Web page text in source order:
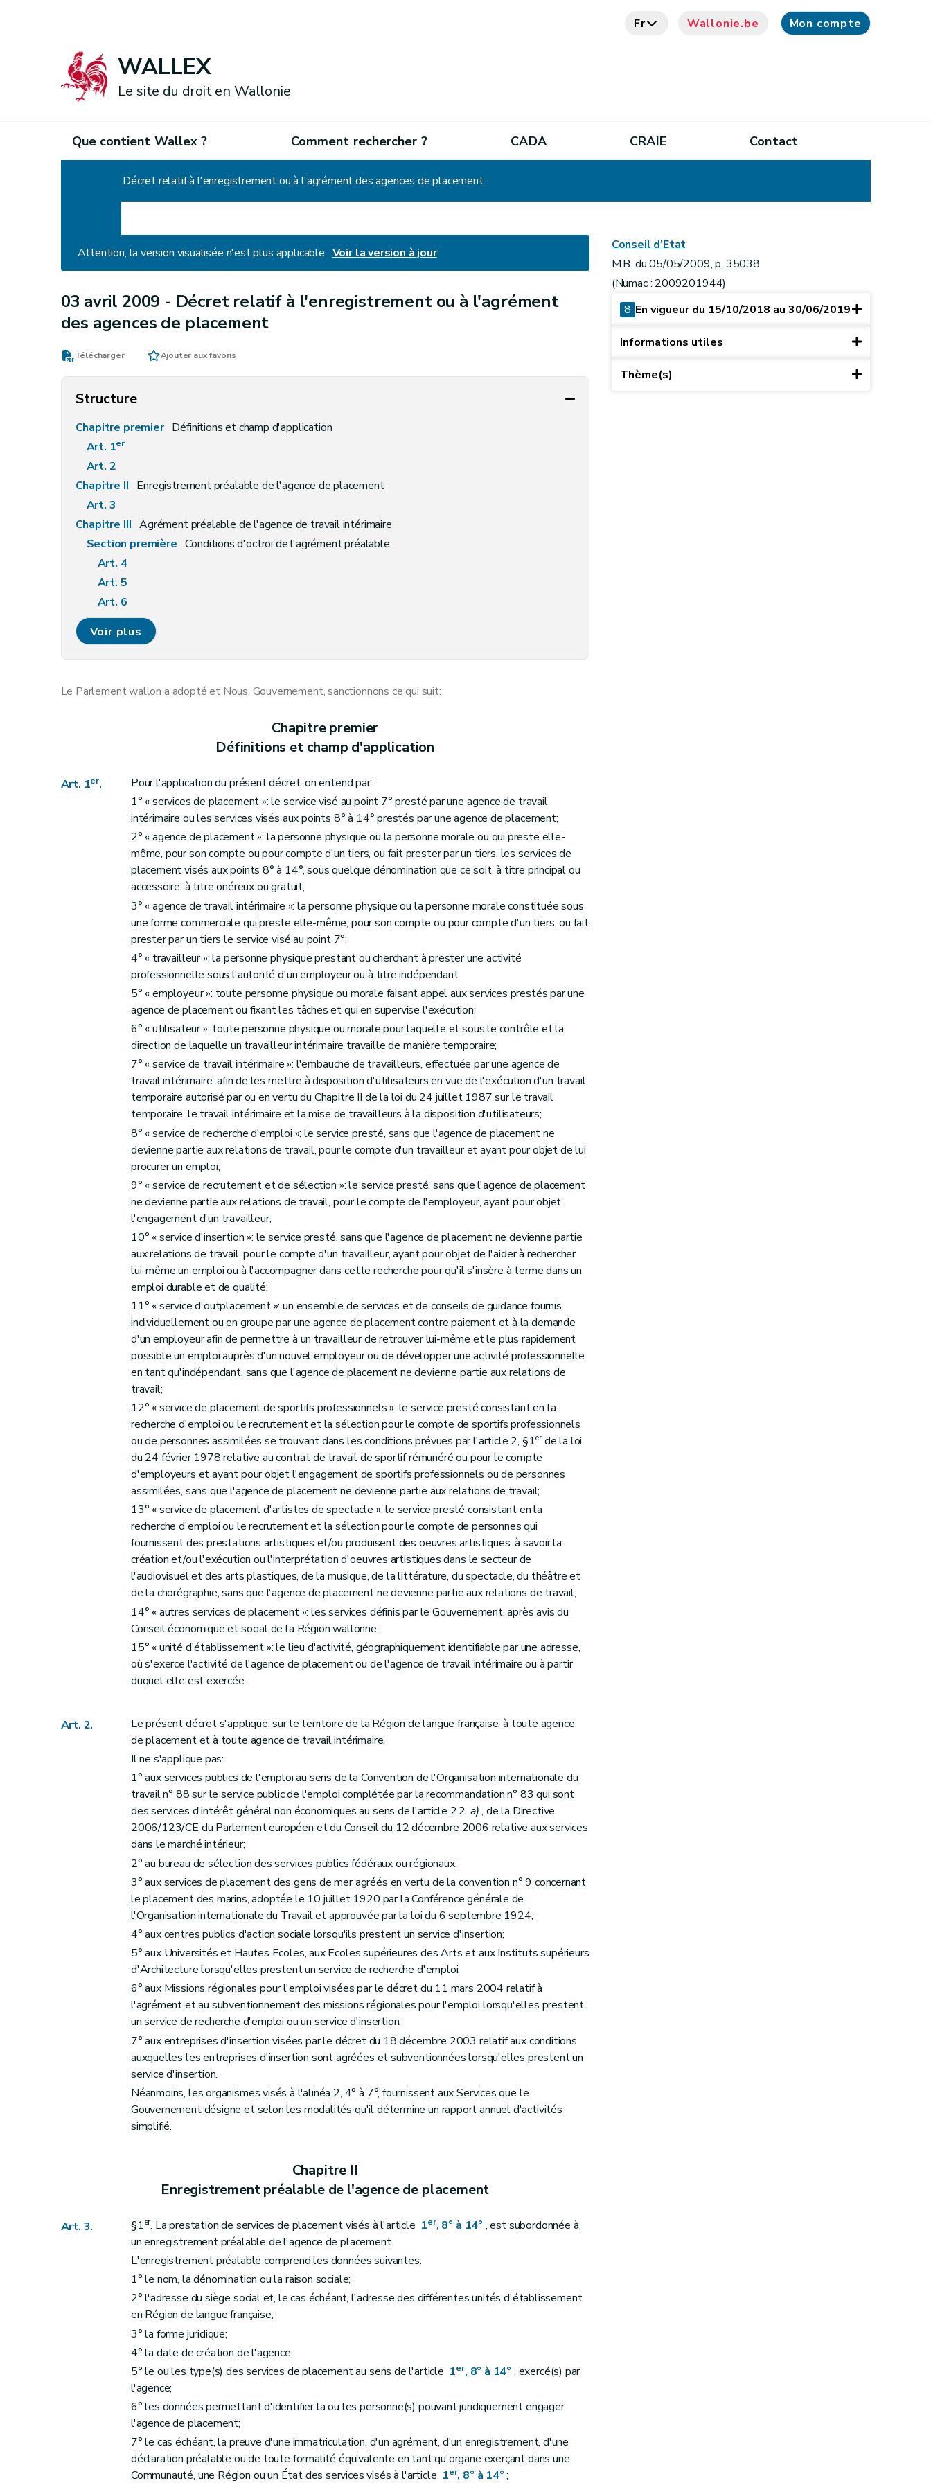
Fr Wallonie.be Mon compte
WALLEX
Le site du droit en Wallonie
Que contient Wallex ? Comment rechercher ? CADA CRAIE Contact
Décret relatif à l'enregistrement ou à l'agrément des agences de placement
Attention, la version visualisée n'est plus applicable. Voir la version à jour
03 avril 2009 - Décret relatif à l'enregistrement ou à l'agrément
des agences de placement
Télécharger Ajouter aux favoris
Structure
Chapitre premier Définitions et champ d'application
Art. 1er
Art. 2
Chapitre II Enregistrement préalable de l'agence de placement
Art. 3
Chapitre III Agrément préalable de l'agence de travail intérimaire
Section première Conditions d'octroi de l'agrément préalable
Art. 4
Art. 5
Art. 6
Art. 7
Section 2 Procédure d'octroi de l'agrément préalable
Chapitre IV Obligations à charge de l'agence de placement enregistrée et de l'agence de travail intérimaire agréée
Obligations à charge de l'agence de travail intérimaire agréée
Art. 11
Art. 12
Chapitre V Suspension et retrait de l'enregistrement de l'agence de placement ou de l'agrément de l'agence de travail intérimaire
Chapitre VI Commission consultative et de concertation en matière de placement
Chapitre VII Contrôle et sanctions
Chapitre VIII Dispositions abrogatoires, transitoires et finales
Voir plus
Le Parlement wallon a adopté et Nous, Gouvernement, sanctionnons ce qui suit:
Chapitre premier
Définitions et champ d'application
Art. 1er.
Pour l'application du présent décret, on entend par:
1° « services de placement »: le service visé au point 7° presté par une agence de travail
intérimaire ou les services visés aux points 8° à 14° prestés par une agence de placement;
2° « agence de placement »: la personne physique ou la personne morale ou qui preste elle-
même, pour son compte ou pour compte d'un tiers, ou fait prester par un tiers, les services de
placement visés aux points 8° à 14°, sous quelque dénomination que ce soit, à titre principal ou
accessoire, à titre onéreux ou gratuit;
3° « agence de travail intérimaire »: la personne physique ou la personne morale constituée sous
une forme commerciale qui preste elle-même, pour son compte ou pour compte d'un tiers, ou fait
prester par un tiers le service visé au point 7°;
4° « travailleur »: la personne physique prestant ou cherchant à prester une activité
professionnelle sous l'autorité d'un employeur ou à titre indépendant;
5° « employeur »: toute personne physique ou morale faisant appel aux services prestés par une
agence de placement ou fixant les tâches et qui en supervise l'exécution;
6° « utilisateur »: toute personne physique ou morale pour laquelle et sous le contrôle et la
direction de laquelle un travailleur intérimaire travaille de manière temporaire;
7° « service de travail intérimaire »: l'embauche de travailleurs, effectuée par une agence de
travail intérimaire, afin de les mettre à disposition d'utilisateurs en vue de l'exécution d'un travail
temporaire autorisé par ou en vertu du Chapitre II de la loi du 24 juillet 1987 sur le travail
temporaire, le travail intérimaire et la mise de travailleurs à la disposition d'utilisateurs;
8° « service de recherche d'emploi »: le service presté, sans que l'agence de placement ne
devienne partie aux relations de travail, pour le compte d'un travailleur et ayant pour objet de lui
procurer un emploi;
9° « service de recrutement et de sélection »: le service presté, sans que l'agence de placement
ne devienne partie aux relations de travail, pour le compte de l'employeur, ayant pour objet
l'engagement d'un travailleur;
10° « service d'insertion »: le service presté, sans que l'agence de placement ne devienne partie
aux relations de travail, pour le compte d'un travailleur, ayant pour objet de l'aider à rechercher
lui-même un emploi ou à l'accompagner dans cette recherche pour qu'il s'insère à terme dans un
emploi durable et de qualité;
11° « service d'outplacement »: un ensemble de services et de conseils de guidance fournis
individuellement ou en groupe par une agence de placement contre paiement et à la demande
d'un employeur afin de permettre à un travailleur de retrouver lui-même et le plus rapidement
possible un emploi auprès d'un nouvel employeur ou de développer une activité professionnelle
en tant qu'indépendant, sans que l'agence de placement ne devienne partie aux relations de
travail;
12° « service de placement de sportifs professionnels »: le service presté consistant en la
recherche d'emploi ou le recrutement et la sélection pour le compte de sportifs professionnels
ou de personnes assimilées se trouvant dans les conditions prévues par l'article 2, §1erde la loi
du 24 février 1978 relative au contrat de travail de sportif rémunéré ou pour le compte
d'employeurs et ayant pour objet l'engagement de sportifs professionnels ou de personnes
assimilées, sans que l'agence de placement ne devienne partie aux relations de travail;
13° « service de placement d'artistes de spectacle »: le service presté consistant en la
recherche d'emploi ou le recrutement et la sélection pour le compte de personnes qui
fournissent des prestations artistiques et/ou produisent des oeuvres artistiques, à savoir la
création et/ou l'exécution ou l'interprétation d'oeuvres artistiques dans le secteur de
l'audiovisuel et des arts plastiques, de la musique, de la littérature, du spectacle, du théâtre et
de la chorégraphie, sans que l'agence de placement ne devienne partie aux relations de travail;
14° « autres services de placement »: les services définis par le Gouvernement, après avis du
Conseil économique et social de la Région wallonne;
15° « unité d'établissement »: le lieu d'activité, géographiquement identifiable par une adresse,
où s'exerce l'activité de l'agence de placement ou de l'agence de travail intérimaire ou à partir
duquel elle est exercée.
Art. 2.
Le présent décret s'applique, sur le territoire de la Région de langue française, à toute agence
de placement et à toute agence de travail intérimaire.
Il ne s'applique pas:
1° aux services publics de l'emploi au sens de la Convention de l'Organisation internationale du
travail n° 88 sur le service public de l'emploi complétée par la recommandation n° 83 qui sont
des services d'intérêt général non économiques au sens de l'article 2.2. a), de la Directive
2006/123/CE du Parlement européen et du Conseil du 12 décembre 2006 relative aux services
dans le marché intérieur;
2° au bureau de sélection des services publics fédéraux ou régionaux;
3° aux services de placement des gens de mer agréés en vertu de la convention n° 9 concernant
le placement des marins, adoptée le 10 juillet 1920 par la Conférence générale de
l'Organisation internationale du Travail et approuvée par la loi du 6 septembre 1924;
4° aux centres publics d'action sociale lorsqu'ils prestent un service d'insertion;
5° aux Universités et Hautes Ecoles, aux Ecoles supérieures des Arts et aux Instituts supérieurs
d'Architecture lorsqu'elles prestent un service de recherche d'emploi;
6° aux Missions régionales pour l'emploi visées par le décret du 11 mars 2004 relatif à
l'agrément et au subventionnement des missions régionales pour l'emploi lorsqu'elles prestent
un service de recherche d'emploi ou un service d'insertion;
7° aux entreprises d'insertion visées par le décret du 18 décembre 2003 relatif aux conditions
auxquelles les entreprises d'insertion sont agréées et subventionnées lorsqu'elles prestent un
service d'insertion.
Néanmoins, les organismes visés à l'alinéa 2, 4° à 7°, fournissent aux Services que le
Gouvernement désigne et selon les modalités qu'il détermine un rapport annuel d'activités
simplifié.
Chapitre II
Enregistrement préalable de l'agence de placement
Art. 3. §1er. La prestation de services de placement visés à l'article 1er, 8° à 14° , est subordonnée à
un enregistrement préalable de l'agence de placement.
L'enregistrement préalable comprend les données suivantes:
1° le nom, la dénomination ou la raison sociale;
2° l'adresse du siège social et, le cas échéant, l'adresse des différentes unités d'établissement
en Région de langue française;
3° la forme juridique;
4° la date de création de l'agence;
5° le ou les type(s) des services de placement au sens de l'article 1er, 8° à 14° , exercé(s) par
l'agence;
6° les données permettant d'identifier la ou les personne(s) pouvant juridiquement engager
l'agence de placement;
7° le cas échéant, la preuve d'une immatriculation, d'un agrément, d'un enregistrement, d'une
déclaration préalable ou de toute formalité équivalente en tant qu'organe exerçant dans une
Communauté, une Région ou un État des services visés à l'article 1er, 8° à 14°;
Conseil d’Etat
M.B. du 05/05/2009, p. 35038
(Numac : 2009201944)
8 En vigueur du 15/10/2018 au 30/06/2019
Informations utiles
Thème(s)